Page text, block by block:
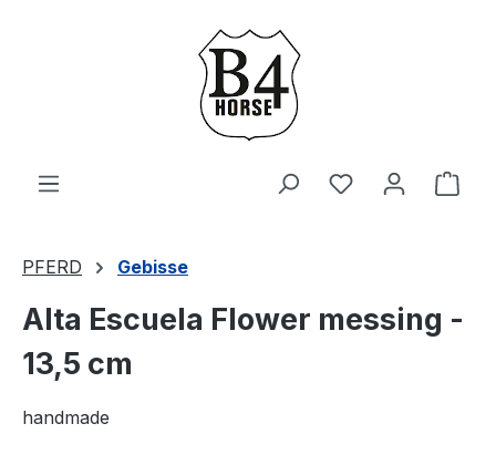
Zum Hauptinhalt springen
Du hast 0
PFERD Gebisse
Alta Escuela Flower messing -
13,5 cm
handmade